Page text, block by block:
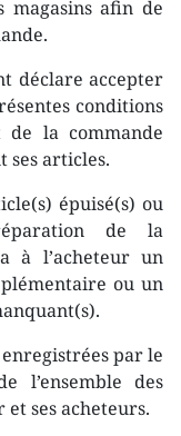
magasins afin de
déclare accepter
conditions
de la commande
ses articles.
épuisé(s) ou
de la
à l’acheteur un
ou un
par le
l’ensemble des
ses acheteurs.